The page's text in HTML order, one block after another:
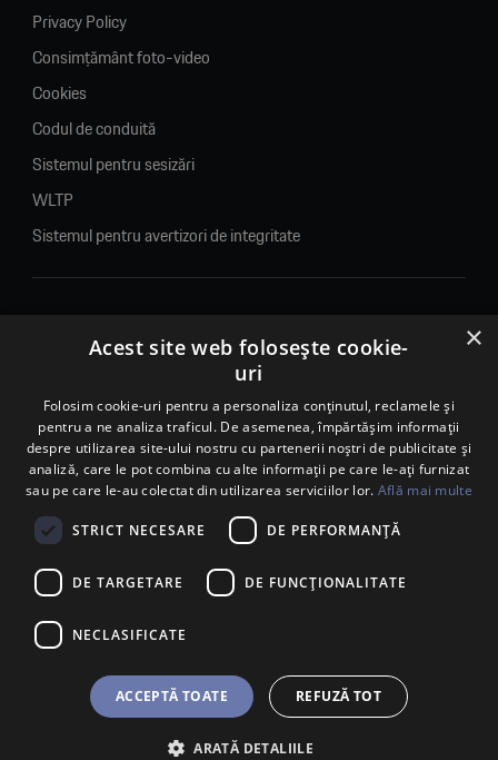
Privacy Policy
Consimțământ foto-video
Cookies
Codul de conduită
Sistemul pentru sesizări
WLTP
Sistemul pentru avertizori de integritate
© 2026. Porsche Inter Auto Romania. Toate drepturile rezervate.
Porsche Inter Auto Romania SRL
RO22188461 J2007002067233
B-dul Pipera, nr. 2, Sala 1, Etaj 2, Voluntari, jud.Ilfov - sediu
social
B-dul Pipera, nr. 1/X, Centrul Porsche București – PCB,
Voluntari, jud. Ilfov – punct de lucru
Calea Lugojului, nr. 136, loc. Ghiroda, jud. Timiș – punct de
×
Acest site web folosește cookie-
uri
Folosim cookie-uri pentru a personaliza conținutul, reclamele și
pentru a ne analiza traficul. De asemenea, împărtășim informații
despre utilizarea site-ului nostru cu partenerii noștri de publicitate și
analiză, care le pot combina cu alte informații pe care le-ați furnizat
sau pe care le-au colectat din utilizarea serviciilor lor. Află mai multe
STRICT NECESARE DE PERFORMANȚĂ
DE TARGETARE DE FUNCŢIONALITATE
NECLASIFICATE
ACCEPTĂ TOATE REFUZĂ TOT
ARATĂ DETALIILE